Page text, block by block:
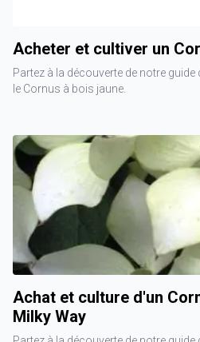
Acheter et cultiver un
Partez à la découverte de notre
le Cornus à bois jaune.
Achat et culture d'un
Milky Way